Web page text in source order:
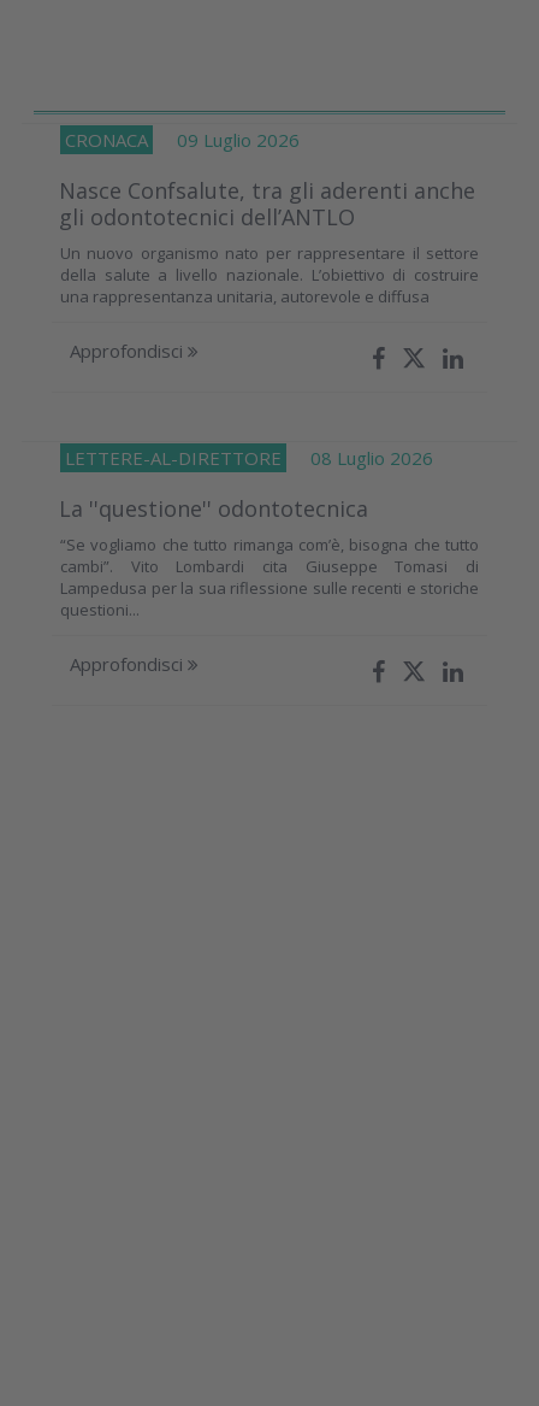
CRONACA 09 Luglio 2026
Nasce Confsalute, tra gli aderenti anche
gli odontotecnici dell’ANTLO
Un nuovo organismo nato per rappresentare il settore
della salute a livello nazionale. L’obiettivo di costruire
una rappresentanza unitaria, autorevole e diffusa
Approfondisci
LETTERE-AL-DIRETTORE 08 Luglio 2026
La ''questione'' odontotecnica
“Se vogliamo che tutto rimanga com’è, bisogna che tutto
cambi”. Vito Lombardi cita Giuseppe Tomasi di
Lampedusa per la sua riflessione sulle recenti e storiche
questioni...
Approfondisci